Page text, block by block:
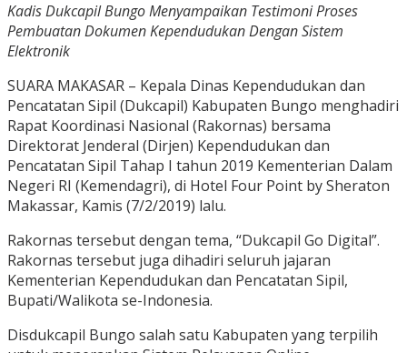
Kadis Dukcapil Bungo Menyampaikan Testimoni Proses
Pembuatan Dokumen Kependudukan Dengan Sistem
Elektronik
SUARA MAKASAR – Kepala Dinas Kependudukan dan
Pencatatan Sipil (Dukcapil) Kabupaten Bungo menghadiri
Rapat Koordinasi Nasional (Rakornas) bersama
Direktorat Jenderal (Dirjen) Kependudukan dan
Pencatatan Sipil Tahap I tahun 2019 Kementerian Dalam
Negeri RI (Kemendagri), di Hotel Four Point by Sheraton
Makassar, Kamis (7/2/2019) lalu.
Rakornas tersebut dengan tema, “Dukcapil Go Digital”.
Rakornas tersebut juga dihadiri seluruh jajaran
Kementerian Kependudukan dan Pencatatan Sipil,
Bupati/Walikota se-Indonesia.
Disdukcapil Bungo salah satu Kabupaten yang terpilih